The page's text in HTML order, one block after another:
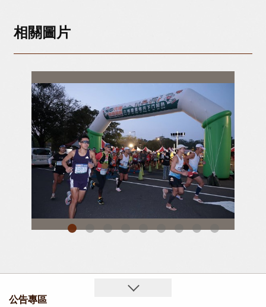
相關圖片
公告專區